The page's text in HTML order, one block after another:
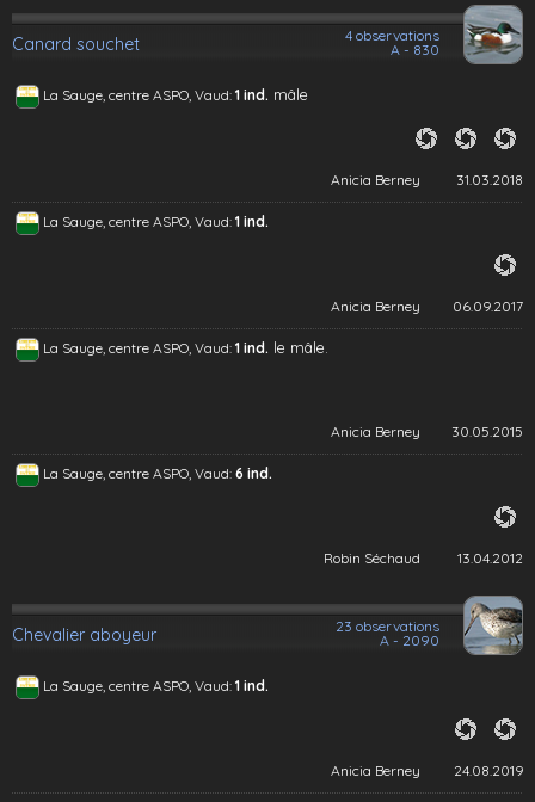
Canard souchet
4 observations
A - 830
La Sauge, centre ASPO, Vaud: 1 ind. mâle
Anicia Berney 31.03.2018
La Sauge, centre ASPO, Vaud: 1 ind.
Anicia Berney 06.09.2017
La Sauge, centre ASPO, Vaud: 1 ind. le mâle.
Anicia Berney 30.05.2015
La Sauge, centre ASPO, Vaud: 6 ind.
Robin Séchaud 13.04.2012
Chevalier aboyeur
23 observations
A - 2090
La Sauge, centre ASPO, Vaud: 1 ind.
Anicia Berney 24.08.2019